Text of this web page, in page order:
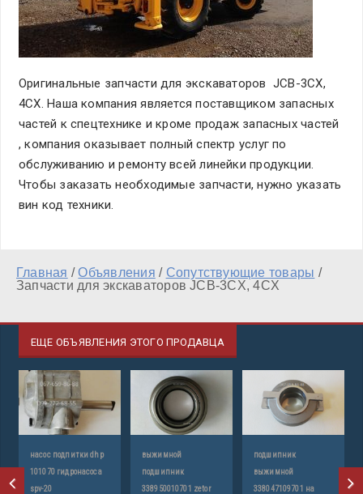
Оригинальные запчасти для экскаваторов JCB-3CX,
4CX. Наша компания является поставщиком запасных
частей к спецтехнике и кроме продаж запасных частей
, компания оказывает полный спектр услуг по
обслуживанию и ремонту всей линейки продукции.
Чтобы заказать необходимые запчасти, нужно указать
вин код техники.
Главная /Объявления / Сопутствующие товары /
Запчасти для экскаваторов JCB-3CX, 4CX
ЕЩЕ ОБЪЯВЛЕНИЯ ЭТОГО ПРОДАВЦА
насос подпитки dhp
101070 гидронасоса
spv-20
выжимной
подшипник
338950010701 zetor
подшипник
выжимной
338047109701 на